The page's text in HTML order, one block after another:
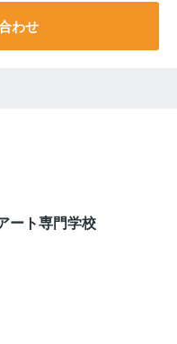
わせ
ート専門学校